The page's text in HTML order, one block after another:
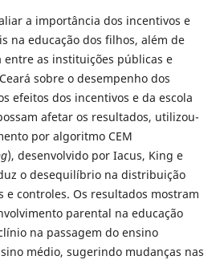
a importância dos incentivos e
na educação dos filhos, além de
entre as instituições públicas e
sobre o desempenho dos
efeitos dos incentivos e da escola
afetar os resultados, utilizou-
por algoritmo CEM
), desenvolvido por Iacus, King e
o desequilíbrio na distribuição
controles. Os resultados mostram
parental na educação
na passagem do ensino
médio, sugerindo mudanças nas